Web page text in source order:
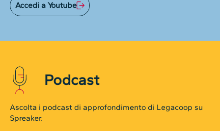
Accedi a Youtube
Podcast
Ascolta i podcast di approfondimento di Legacoop su
Spreaker.